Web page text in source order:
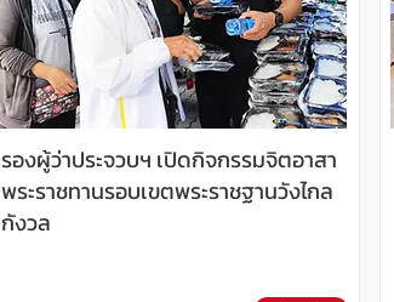
รองผู้ว่าประจวบฯ เปิดกิจกรรมจิตอาสา
พระราชทานรอบเขตพระราชฐานวังไกล
กังวล